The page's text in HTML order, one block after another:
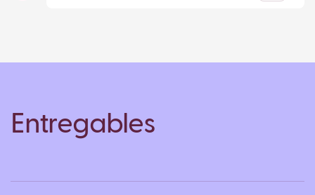
Entregables